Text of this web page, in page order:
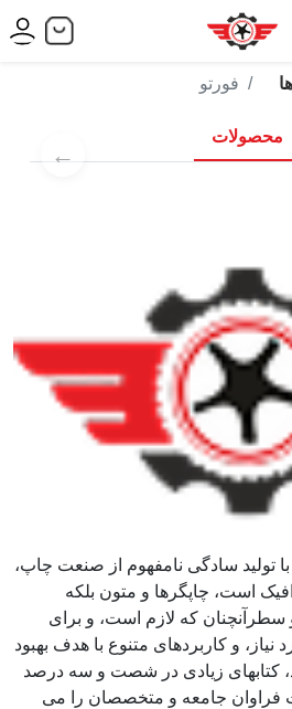
فورتو
محصولات
←
تولید سادگی نامفهوم از صنعت چاپ،
است، چاپگرها و متون بلکه
سطرآنچنان که لازم است، و برای
و کاربردهای متنوع با هدف بهبود
کتابهای زیادی در شصت و سه درصد
فراوان جامعه و متخصصان را می